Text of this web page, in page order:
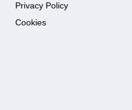
Privacy Policy
Cookies